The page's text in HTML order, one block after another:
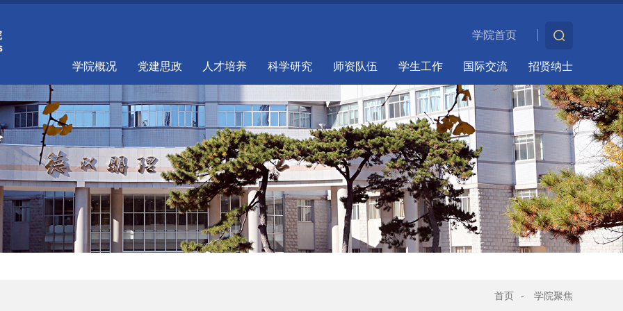
学院首页
学院概况 党建思政 人才培养 科学研究 师资队伍 学生工作 国际交流 招贤纳士
首页 - 学院聚焦